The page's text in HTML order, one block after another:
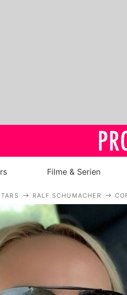
Filme & Serien
RALF SCHUMACHER